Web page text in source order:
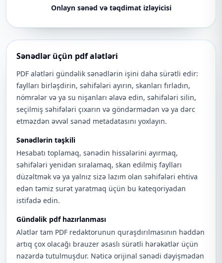
Onlayn sənəd və təqdimat izləyicisi
Sənədlər üçün pdf alətləri
PDF alətləri gündəlik sənədlərin işini daha sürətli edir:
faylları birləşdirin, səhifələri ayırın, skanları fırladın,
nömrələr və ya su nişanları əlavə edin, səhifələri silin,
seçilmiş səhifələri çıxarın və göndərmədən və ya dərc
etməzdən əvvəl sənəd metadatasını yoxlayın.
Sənədlərin təşkili
Hesabatı toplamaq, sənədin hissələrini ayırmaq,
səhifələri yenidən sıralamaq, skan edilmiş faylları
düzəltmək və ya yalnız sizə lazım olan səhifələri ehtiva
edən təmiz surət yaratmaq üçün bu kateqoriyadan
istifadə edin.
Gündəlik pdf hazırlanması
Alətlər tam PDF redaktorunun quraşdırılmasının həddən
artıq çox olacağı brauzer əsaslı sürətli hərəkətlər üçün
nəzərdə tutulmuşdur. Nəticə orijinal sənədi dəyişmədən